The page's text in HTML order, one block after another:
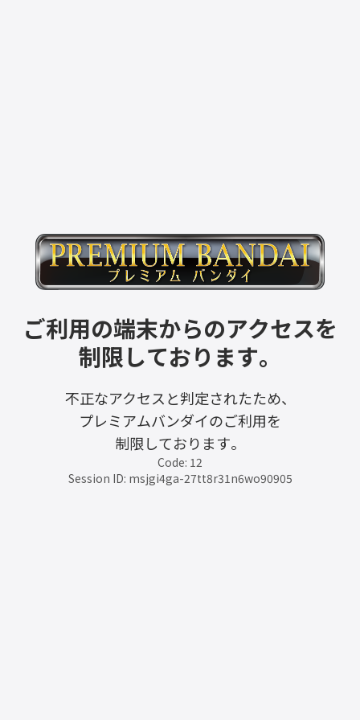
ご利用の端末からのアクセスを
制限しております。
不正なアクセスと判定されたため、
プレミアムバンダイのご利用を
制限しております。
Code: 12
Session ID: msjgi4ga-27tt8r31n6wo90905